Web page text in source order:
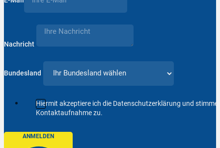
Nachricht
Bundesland
Hiermit akzeptiere ich die Datenschutzerklärung und
Kontaktaufnahme zu.
ANMELDEN